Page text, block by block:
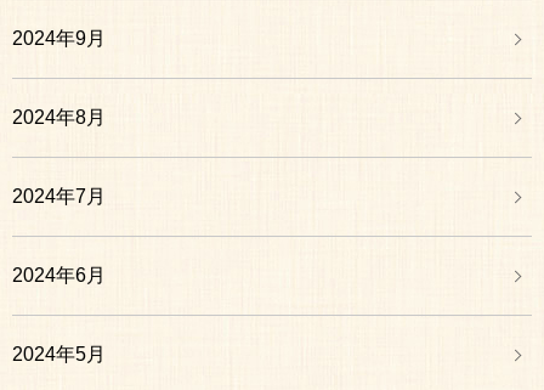
2024年9月
2024年8月
2024年7月
2024年6月
2024年5月